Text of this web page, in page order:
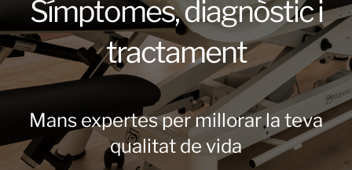
Contacte
DEMANA CITA
Català
Símptomes, diagnòstic i
tractament
Mans expertes per millorar la teva
qualitat de vida